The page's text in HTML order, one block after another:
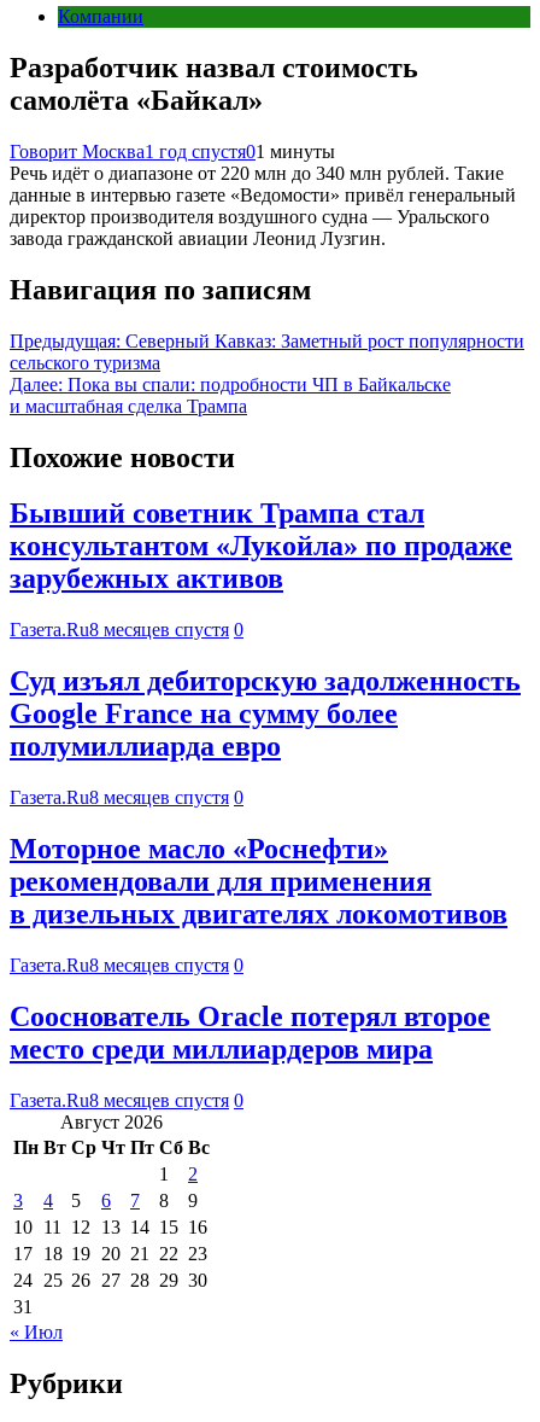
Компании
Разработчик назвал стоимость
самолёта «Байкал»
Говорит Москва1 год спустя01 минуты
Речь идёт о диапазоне от 220 млн до 340 млн рублей. Такие
данные в интервью газете «Ведомости» привёл генеральный
директор производителя воздушного судна — Уральского
завода гражданской авиации Леонид Лузгин.
Навигация по записям
Предыдущая: Северный Кавказ: Заметный рост популярности
сельского туризма
Далее: Пока вы спали: подробности ЧП в Байкальске
и масштабная сделка Трампа
Похожие новости
Бывший советник Трампа стал
консультантом «Лукойла» по продаже
зарубежных активов
Газета.Ru8 месяцев спустя 0
Суд изъял дебиторскую задолженность
Google France на сумму более
полумиллиарда евро
Газета.Ru8 месяцев спустя 0
Моторное масло «Роснефти»
рекомендовали для применения
в дизельных двигателях локомотивов
Газета.Ru8 месяцев спустя 0
Сооснователь Oracle потерял второе
место среди миллиардеров мира
Газета.Ru8 месяцев спустя 0
Август 2026
Пн Вт Ср Чт Пт Сб Вс
1
2
3
4 5 6 7 8
9
10 11 12 13 14 15 16
17 18 19 20 21 22 23
24 25 26 27 28 29 30
31
« Июл
Рубрики